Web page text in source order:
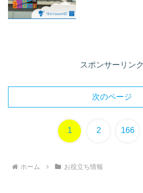
スポンサーリンク
次のページ
1 2 166
ホーム お役立ち情報